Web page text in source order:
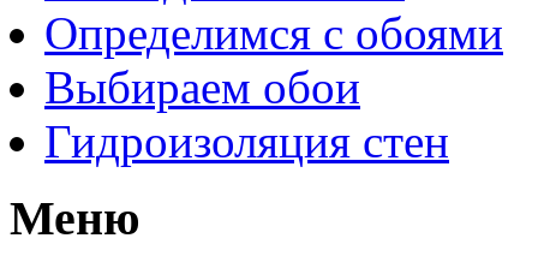
Определимся с обоями
Выбираем обои
Гидроизоляция стен
Меню